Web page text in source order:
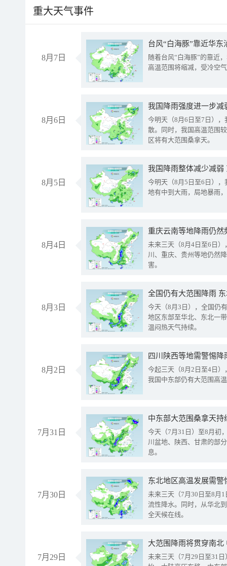
重大天气事件
8月7日
台风“白海豚”靠近华
随着台风“白海豚”的靠近
高温范围将缩减，受冷空
8月6日
今明天（8月6日至7日）
散。同时，我国高温范围
区将有大范围桑拿天。
8月5日
我国降雨整体减少减弱
今明天（8月5日至6日）
地有中到大雨，局地暴雨
8月4日
重庆云南等地降雨仍然
未来三天（8月4日至6日
川、重庆、贵州等地仍然
害。
8月3日
全国仍有大范围降雨
今天（8月3日），全国仍
地区东部至华北、东北一
温闷热天气持续。
8月2日
今起三天（8月2日至4日
我国中东部仍有大范围高
7月31日
中东部大范围桑拿天
今天（7月31日）至8月初
川盆地、陕西、甘肃的部
息。
7月30日
东北地区高温发展需
未来三天（7月30日至8月
流性降水。同时，从华北
全天候在线。
7月29日
大范围降雨将贯穿南
未来三天（7月29日至31